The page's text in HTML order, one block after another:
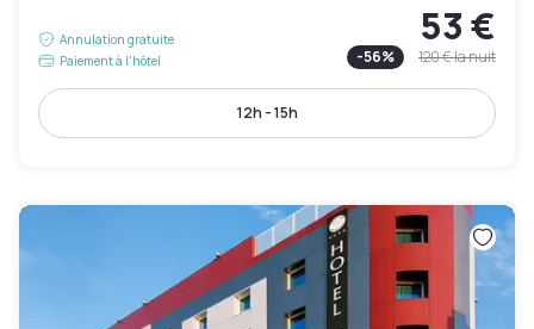
Annulation gratuite
Paiement à l'hôtel
53 €
-56% 120 €la nuit
12h - 15h